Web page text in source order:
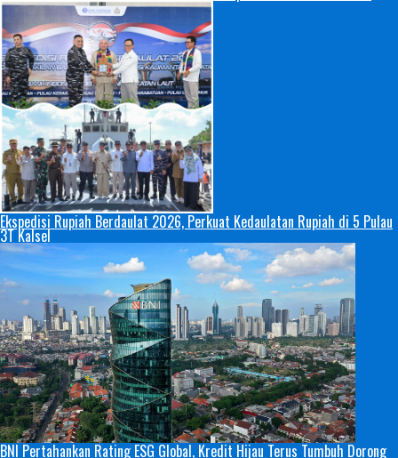
Ekspedisi Rupiah Berdaulat 2026, Perkuat Kedaulatan Rupiah di 5 Pulau
3T Kalsel
BNI Pertahankan Rating ESG Global, Kredit Hijau Terus Tumbuh Dorong